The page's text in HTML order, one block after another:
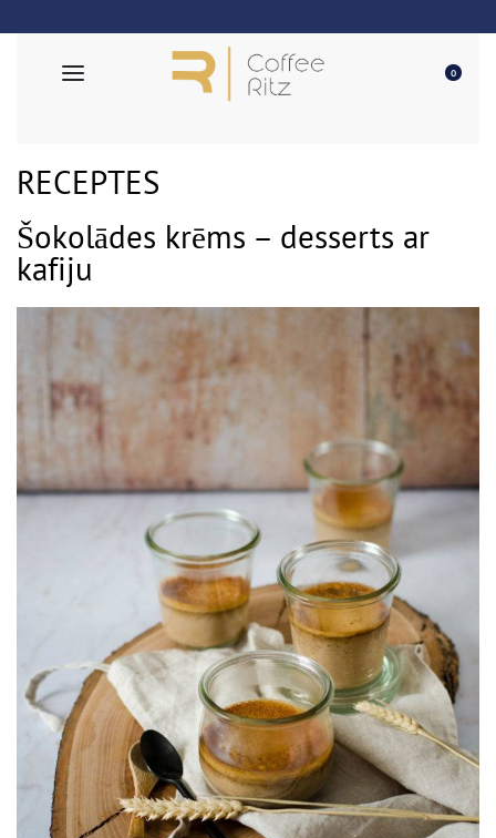
0
RECEPTES
Šokolādes krēms – desserts ar
kafiju